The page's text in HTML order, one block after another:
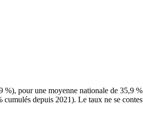
pour une moyenne nationale de 35,9
depuis 2021). Le taux ne se